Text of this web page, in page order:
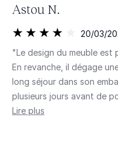
Astou N.
20/03/
"Le design du meuble
En revanche, il dégage
long séjour dans son
plusieurs jours avant de
Lire plus